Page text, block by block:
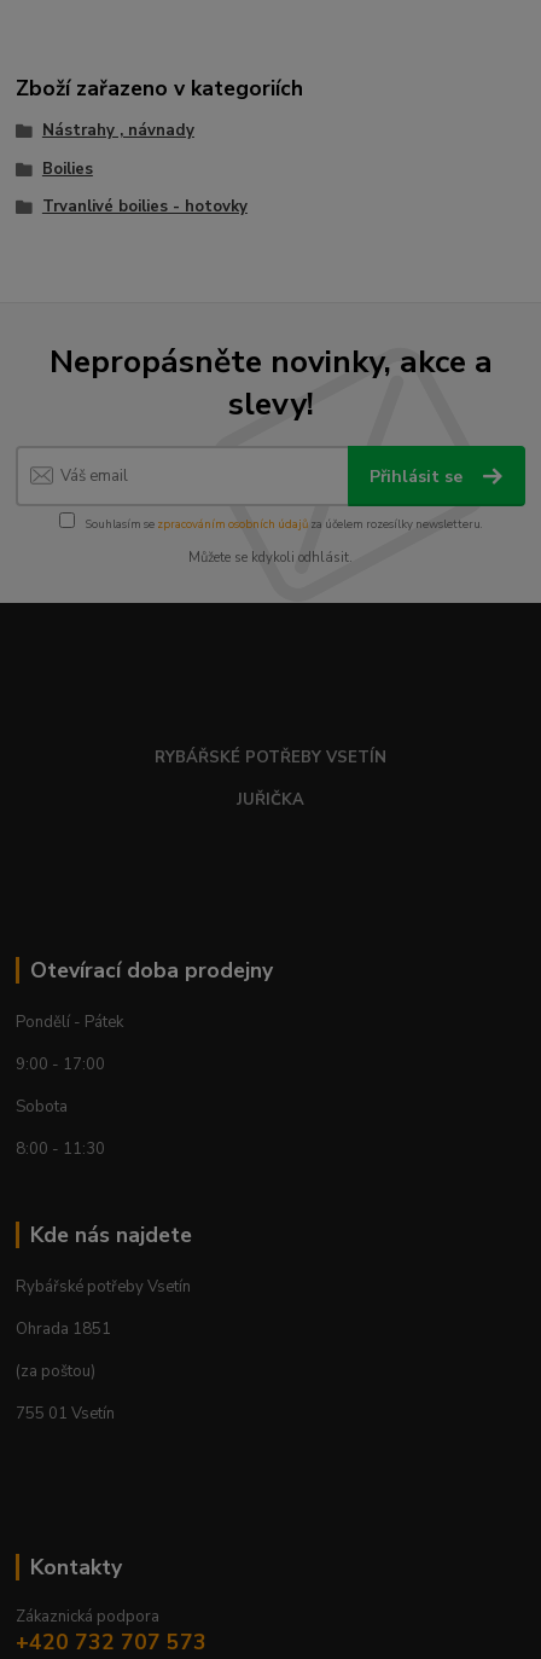
Zboží zařazeno v kategoriích
Nástrahy , návnady
Boilies
Trvanlivé boilies - hotovky
Nepropásněte novinky, akce a
slevy!
Přihlásit se
Souhlasím se zpracováním osobních údajůza účelem rozesílky newsletteru.
Můžete se kdykoli odhlásit.
RYBÁŘSKÉ POTŘEBY VSETÍN
JUŘIČKA
Otevírací doba prodejny
Pondělí - Pátek
9:00 - 17:00
Sobota
8:00 - 11:30
Kde nás najdete
Rybářské potřeby Vsetín
Ohrada 1851
(za poštou)
755 01 Vsetín
Kontakty
Zákaznická podpora
+420 732 707 573